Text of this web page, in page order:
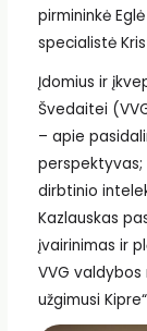
pirmininkė
specialistė
Įdomius ir
Švedaitei
– apie
perspektyvas;
dirbtinio
Kazlauskas
įvairinimas ir
VVG valdybos
užgimusi